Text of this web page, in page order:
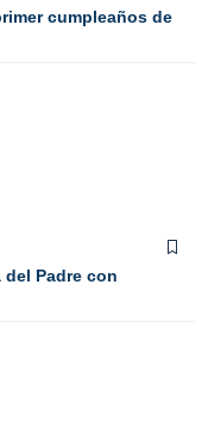
cumpleaños de
Padre con